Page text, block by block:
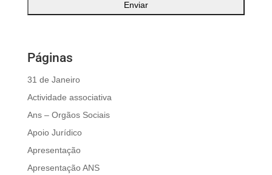
Páginas
31 de Janeiro
Actividade associativa
Ans – Orgãos Sociais
Apoio Jurídico
Apresentação
Apresentação ANS